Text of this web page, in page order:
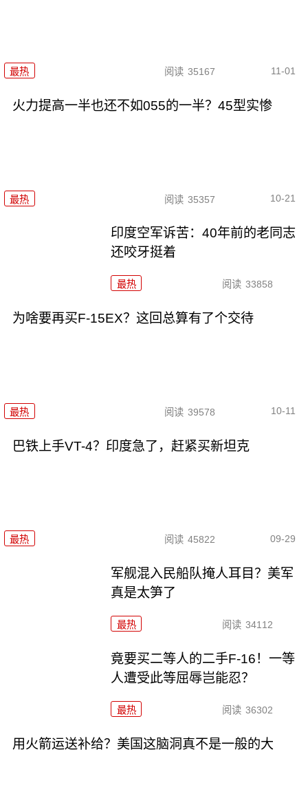
最热 阅读 35167 11-01
火力提高一半也还不如055的一半？45型实惨
最热 阅读 35357 10-21
印度空军诉苦：40年前的老同志
还咬牙挺着
最热 阅读 33858
为啥要再买F-15EX？这回总算有了个交待
最热 阅读 39578 10-11
巴铁上手VT-4？印度急了，赶紧买新坦克
最热 阅读 45822 09-29
军舰混入民船队掩人耳目？美军
真是太笋了
最热 阅读 34112
竟要买二等人的二手F-16！一等
人遭受此等屈辱岂能忍？
最热 阅读 36302
用火箭运送补给？美国这脑洞真不是一般的大